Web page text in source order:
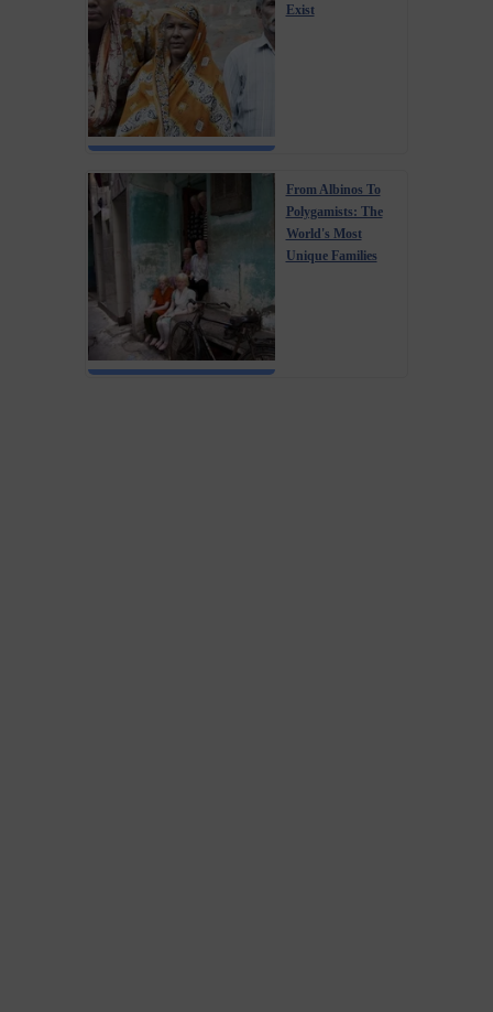
Exist
From Albinos To
Polygamists: The
World's Most
Unique Families